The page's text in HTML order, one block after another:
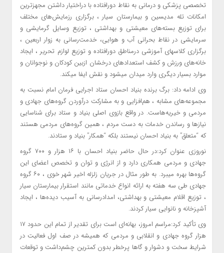
تخصصی پزشکی و درمانی به نقاط دورافتاده با دراختیار داشتن مجهزترین
امکانات تله مدیسین و بیمارستان سیار ، برگزاری رزمایش‌های مختلف
برای توزیع بسته‌های معیشتی و بهداشتی ، توزیع وسایل گرمایشی و
سرمایشی در نقاط بحرانی آب و هوایی، خدمت‌رسانی به زوار اربعین ،
برگزاری کلاسهای آموزشی درمناطق دورافتاده و توزیع لوازم تحریر ، ایجاد
خانه‌های ورزش و کشف استعدادهای درخشان ازبین کودکان و نوجوانان و
موارد بسیار دیگری وارد میدان میشود و نقش ایفا میکند.
وی ادامه داد: برگ برنده‌ بنیاد احسان ستاد اجرایی فرمان امام نسبت به
مجموعه‌های مشابه ، هم‌افزایی و به مشارکت درآوردن گروه‌های جهادی و
مردمی و خیریه‌هاست. در واقع بازوی اصلی بنیاد و ستاد برای شناسایی
نیازها و رساندن خدمات به دست مردم ، همین گروه‌های مردمی هستند
که “متعلق” به بنیاد احسان نیستند بلکه “همکار” بنیاد و ستادند.
نوروزی عنوان کرد:در حال حاضر بنیاد احسان با ۱۶ هزار و ۷۰۰ گروه
جهادی و مردمی همکاری دارد و از انرژی و توان و تخصص اعضای این
گروه‌ها بهره میبرد. به طور مثال در جریان زلزله اخیر شهر خوی ، ۶۰ گروه
جهادی طی سه هفته به ارائه انواع خدماتی مانند استقرار بیمارستان سیار
، توزیع اقلام معیشتی و بهداشتی، امدادرسانی به آسیب دیده‌ها ، ایجاد
آشپزخانه و نانوایی سیار کردند.
وی تأکید کرد:مراسم امروز، بهانه‌ای است برای تقدیر از تمام این حدود ۱۷
هزار گروه جهادی و انقلابی و مردمی که همیشه در صف اول فعالیت در
شرایط سخت و دشوار و گاها پرخطر بدون کمترین چشم‌داشت و توقعات